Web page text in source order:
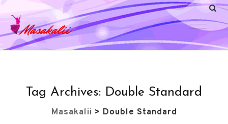
Tag Archives: Double Standard
Masakalii > Double Standard